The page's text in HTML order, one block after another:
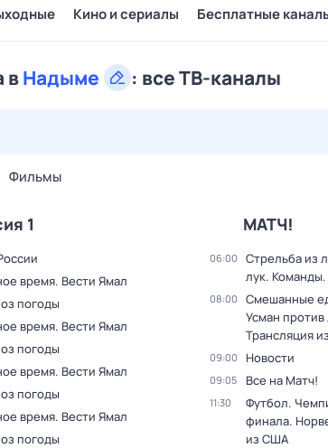
Кино и сериалы Бесплатные
вНадыме : все ТВ-каналы
Фильмы
1
время. Вести Ямал
погоды
время. Вести Ямал
погоды
время. Вести Ямал
погоды
время. Вести Ямал
погоды
МАТЧ!
06:00
Стрельба из
лук.
08:00
Смешанные
Усман
Трансляция
09:00 Новости
09:05 Все на Матч!
11:30
Футбол.
финала.
из США